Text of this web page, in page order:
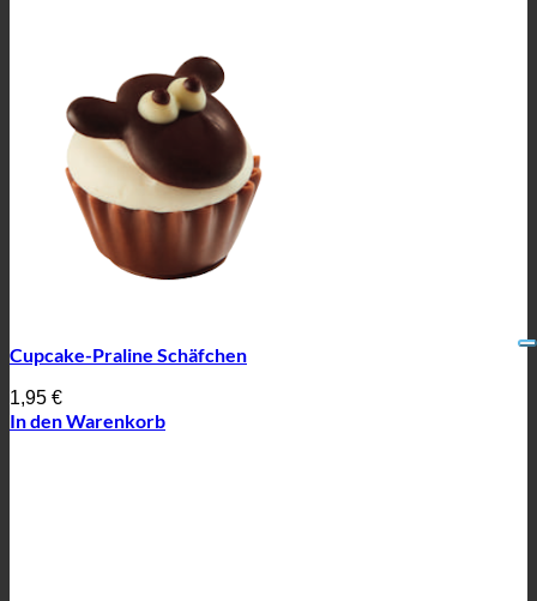
Cupcake-Praline Schäfchen
1,95 €
In den Warenkorb